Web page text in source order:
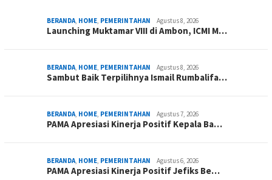
BERANDA HOME PEMERINTAHAN Agustus 8, 2026
Launching Muktamar VIII di Ambon, ICMI M…
BERANDA HOME PEMERINTAHAN Agustus 8, 2026
Sambut Baik Terpilihnya Ismail Rumbalifa…
BERANDA HOME PEMERINTAHAN Agustus 7, 2026
PAMA Apresiasi Kinerja Positif Kepala Ba…
BERANDA HOME PEMERINTAHAN Agustus 6, 2026
PAMA Apresiasi Kinerja Positif Jefiks Be…